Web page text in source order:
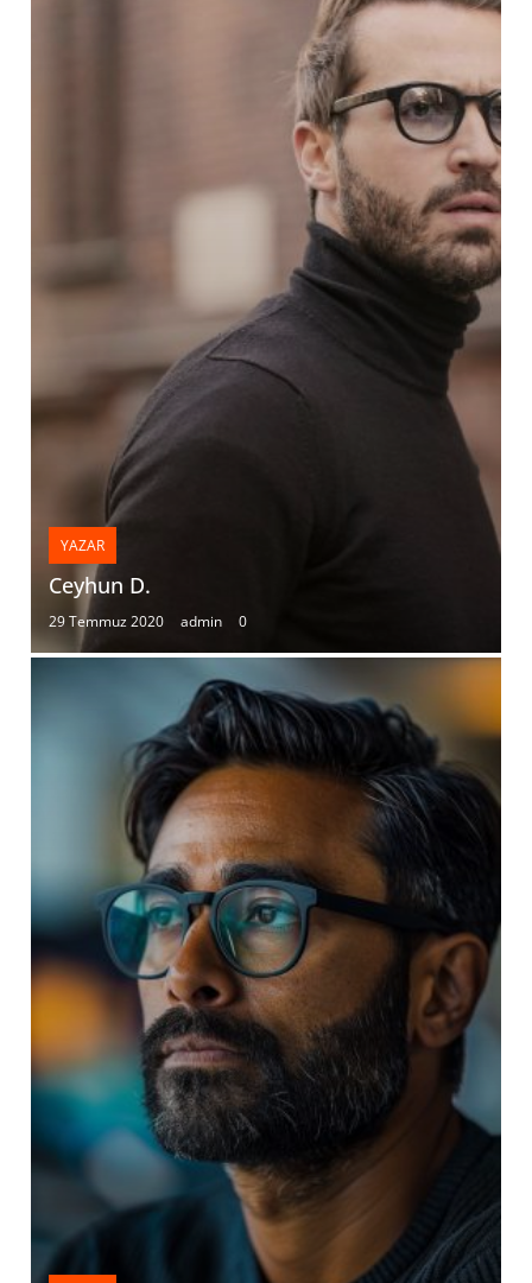
YAZAR
Ceyhun D.
29 Temmuz 2020 admin 0